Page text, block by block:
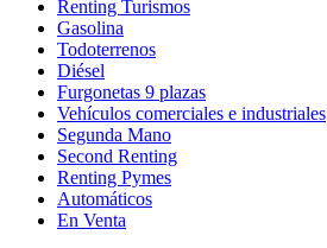
Renting Turismos
Gasolina
Todoterrenos
Diésel
Furgonetas 9 plazas
Vehículos comerciales e industriales
Segunda Mano
Second Renting
Renting Pymes
Automáticos
En Venta